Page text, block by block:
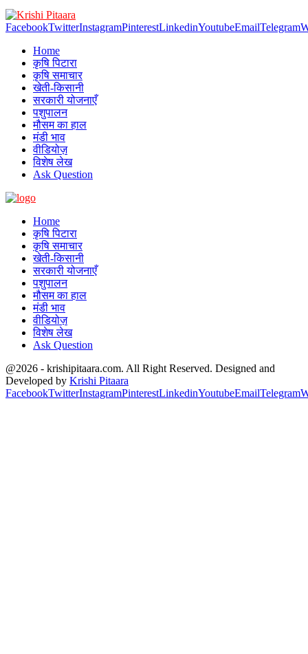
FacebookTwitterInstagramPinterestLinkedinYoutubeEmailTelegram
Home
कृषि पिटारा
कृषि समाचार
खेती-किसानी
सरकारी योजनाएँ
पशुपालन
मौसम का हाल
मंडी भाव
वीडियोज़
विशेष लेख
Ask Question
Home
कृषि पिटारा
कृषि समाचार
खेती-किसानी
सरकारी योजनाएँ
पशुपालन
मौसम का हाल
मंडी भाव
वीडियोज़
विशेष लेख
Ask Question
@2026 - krishipitaara.com. All Right Reserved. Designed and
Developed by Krishi Pitaara
FacebookTwitterInstagramPinterestLinkedinYoutubeEmailTelegram